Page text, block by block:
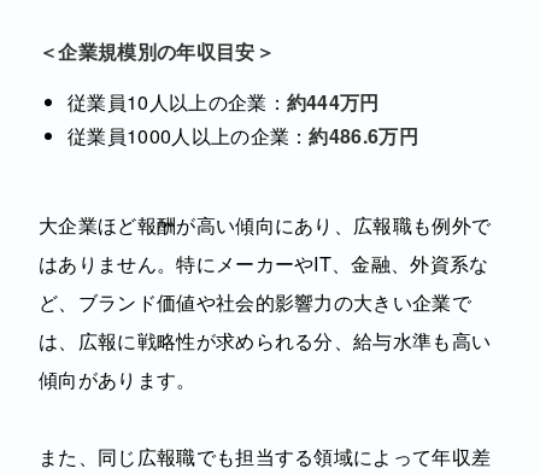
＜企業規模別の年収目安＞
従業員10人以上の企業： 約444万円
従業員1000人以上の企業：約486.6万円
大企業ほど報酬が高い傾向にあり、広報職も例外で
はありません。特にメーカーやIT、金融、外資系な
ど、ブランド価値や社会的影響力の大きい企業で
は、広報に戦略性が求められる分、給与水準も高い
傾向があります。
また、同じ広報職でも担当する領域によって年収差